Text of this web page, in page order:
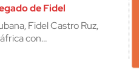
de Fidel
Fidel Castro Ruz,
con…